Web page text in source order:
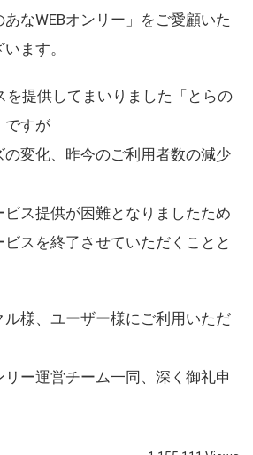
なWEBオンリー」をご愛顧いた
ます。
を提供してまいりました「とらの
ですが
の変化、昨今のご利用者数の減少
ス提供が困難となりましたため
スを終了させていただくことと
様、ユーザー様にご利用いただ
リー運営チーム一同、深く御礼申